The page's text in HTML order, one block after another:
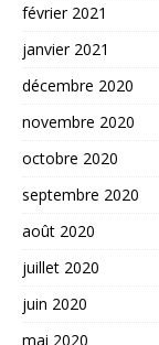
février 2021
janvier 2021
décembre 2020
novembre 2020
octobre 2020
septembre 2020
août 2020
juillet 2020
juin 2020
mai 2020